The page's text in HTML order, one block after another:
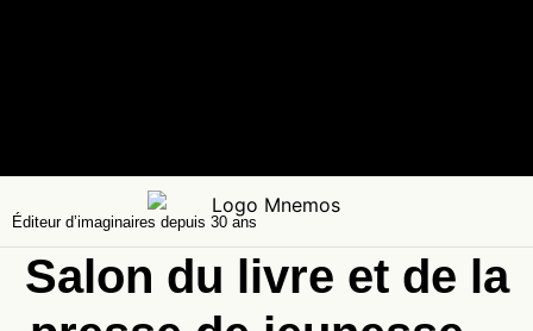
Éditeur d’imaginaires depuis 30 ans
Salon du livre et de la